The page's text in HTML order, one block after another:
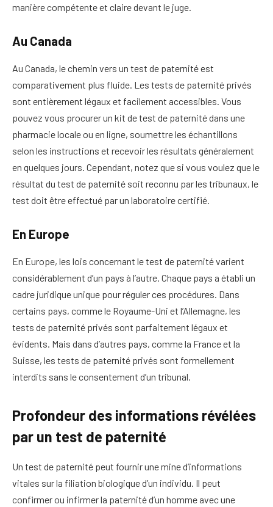
manière compétente et claire devant le juge.
Au Canada
Au Canada, le chemin vers un test de paternité est
comparativement plus fluide. Les tests de paternité privés
sont entièrement légaux et facilement accessibles. Vous
pouvez vous procurer un kit de test de paternité dans une
pharmacie locale ou en ligne, soumettre les échantillons
selon les instructions et recevoir les résultats généralement
en quelques jours. Cependant, notez que si vous voulez que le
résultat du test de paternité soit reconnu par les tribunaux, le
test doit être effectué par un laboratoire certifié.
En Europe
En Europe, les lois concernant le test de paternité varient
considérablement d’un pays à l’autre. Chaque pays a établi un
cadre juridique unique pour réguler ces procédures. Dans
certains pays, comme le Royaume-Uni et l’Allemagne, les
tests de paternité privés sont parfaitement légaux et
évidents. Mais dans d’autres pays, comme la France et la
Suisse, les tests de paternité privés sont formellement
interdits sans le consentement d’un tribunal.
Profondeur des informations révélées
par un test de paternité
Un test de paternité peut fournir une mine d’informations
vitales sur la filiation biologique d’un individu. Il peut
confirmer ou infirmer la paternité d’un homme avec une